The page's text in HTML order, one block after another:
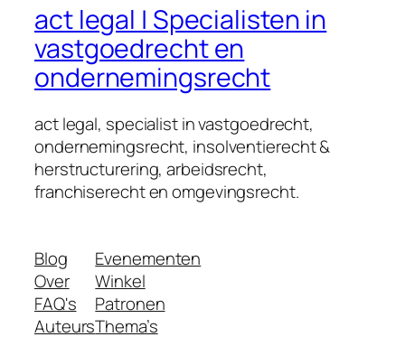
act legal | Specialisten in
vastgoedrecht en
ondernemingsrecht
act legal, specialist in vastgoedrecht,
ondernemingsrecht, insolventierecht &
herstructurering, arbeidsrecht,
franchiserecht en omgevingsrecht.
Blog
Over
FAQ's
Auteurs
Evenementen
Winkel
Patronen
Thema’s